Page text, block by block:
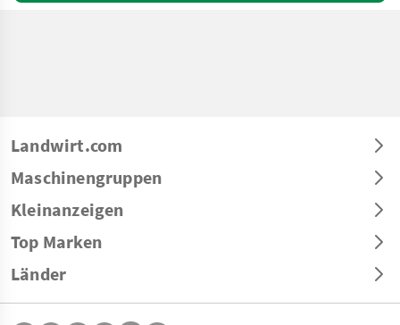
Landwirt.com
Maschinengruppen
Kleinanzeigen
Top Marken
Länder